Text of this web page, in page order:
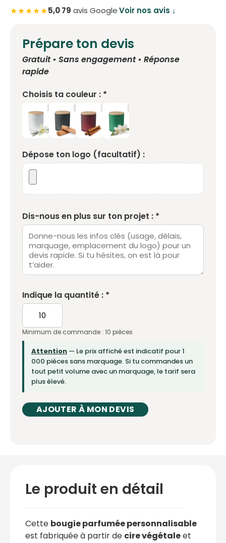
★★★★★5,0·79 avis Google·Voir nos avis ↓
Prépare ton devis
Gratuit • Sans engagement • Réponse
rapide
Choisis ta couleur : *
Dépose ton logo (facultatif) :
Dis-nous en plus sur ton projet : *
Indique la quantité : *
Minimum de commande : 10 pièces
Attention — Le prix affiché est indicatif pour 1
000 pièces sans marquage. Si tu commandes un
tout petit volume avec un marquage, le tarif sera
plus élevé.
AJOUTER À MON DEVIS
Le produit en détail
Cette bougie parfumée personnalisable
est fabriquée à partir de cire végétaleet